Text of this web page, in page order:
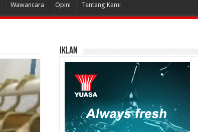
Wawancara Opini Tentang Kami
IKLAN